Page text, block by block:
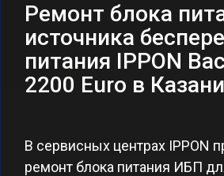
Ремонт блока
источника
питания IPPON
2200 Euro в Казани
В сервисных центрах IPPON
ремонт блока питания ИБП